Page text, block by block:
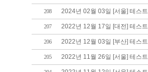
208 2024년 02월 03일 [서울] 테스
207 2022년 12월 17일 [대전] 테스
206 2022년 12월 03일 [부산] 테스
205 2022년 11월 26일 [서울] 테스